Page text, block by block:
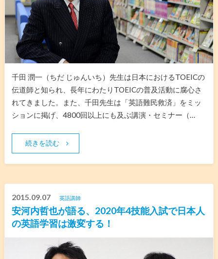
千田 潤一（ちだ じゅんいち）先生は日本におけるTOEICの
伝道師と知られ、長年にわたりTOEICの普及活動に腐心さ
れてきました。また、千田先生は「英語難民救済」をミッ
ションに掲げ、4800回以上にも及ぶ講演・セミナー（…
続きを読む
2015.09.07 英語講師
安河内哲也が語る、2020年4技能入試で日本人
の英語学習は激変する！